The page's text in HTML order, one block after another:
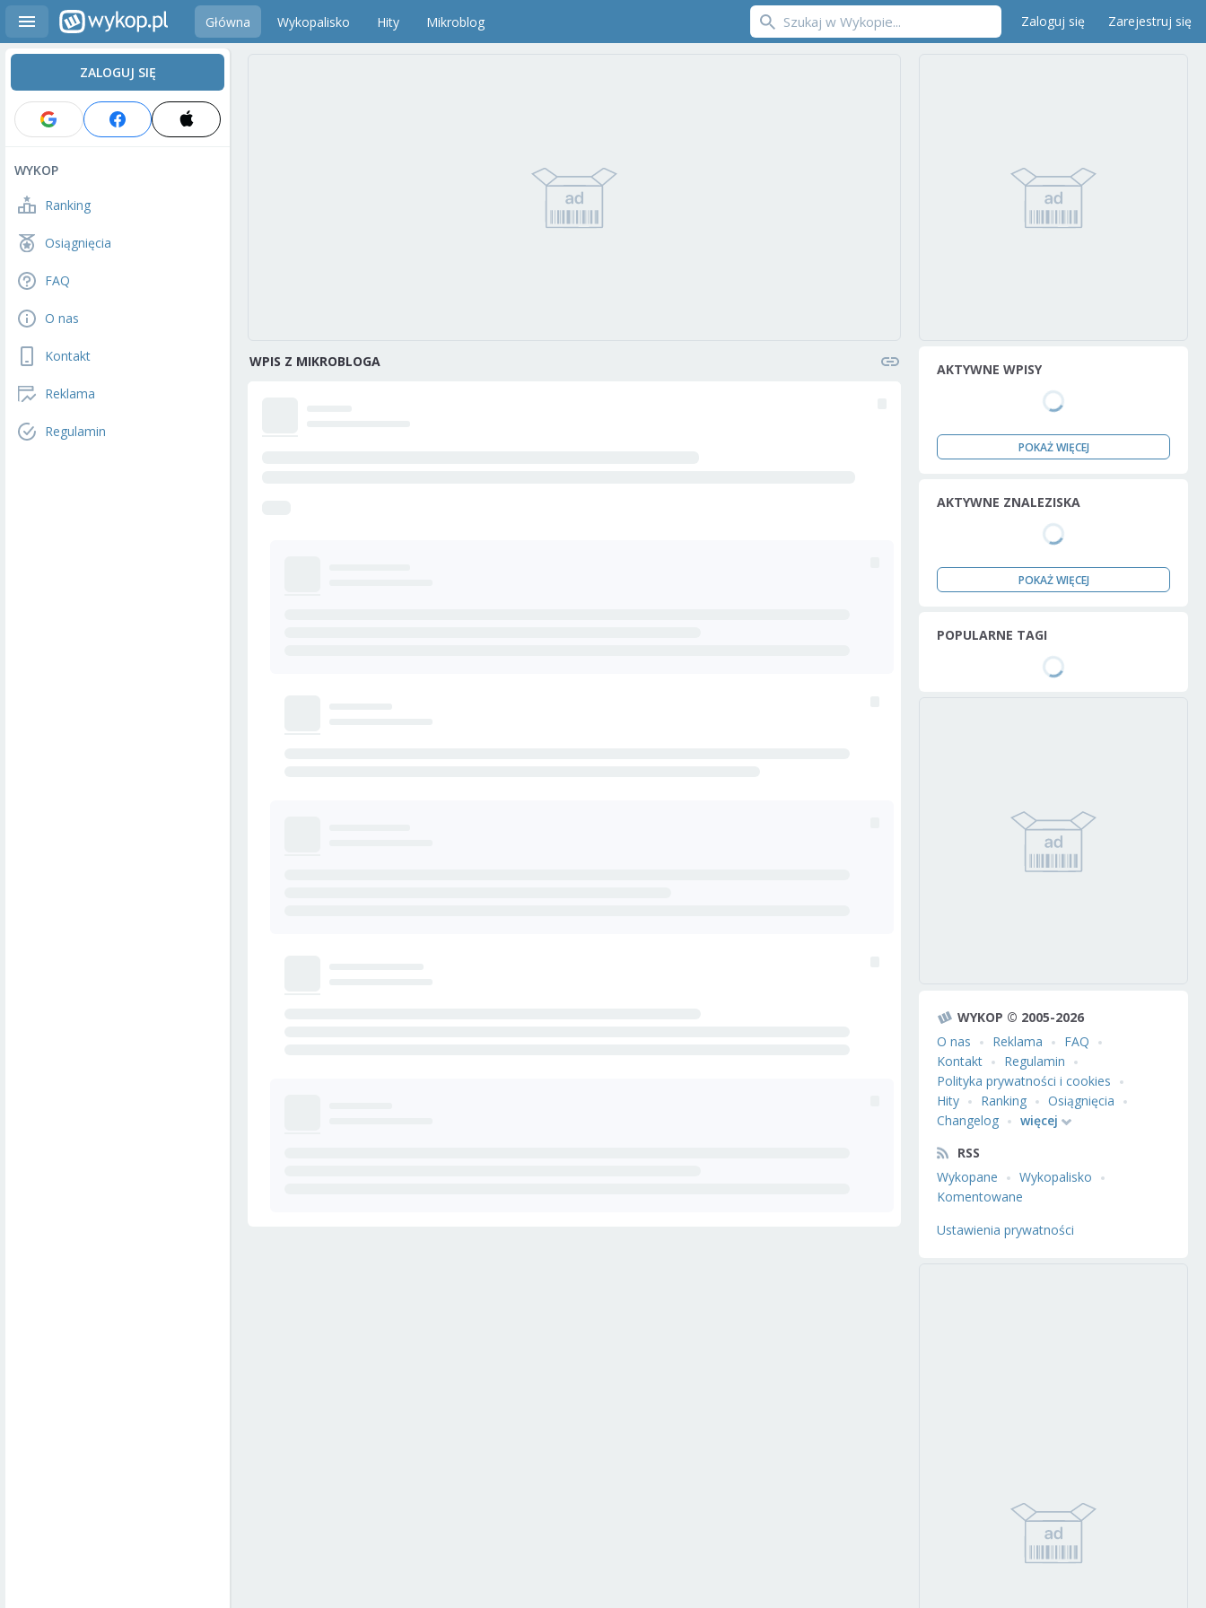
Główna Wykopalisko Hity Mikroblog Zaloguj się Zarejestruj się
ZALOGUJ SIĘ
WYKOP
Ranking
Osiągnięcia
FAQ
O nas
Kontakt
Reklama
Regulamin
WPIS Z MIKROBLOGA AKTYWNE WPISY
POKAŻ WIĘCEJ
AKTYWNE ZNALEZISKA
POKAŻ WIĘCEJ
POPULARNE TAGI
WYKOP © 2005-2026
O nas
Reklama
FAQ
Kontakt
Regulamin
Polityka prywatności i cookies
Hity
Ranking
Osiągnięcia
Changelog
więcej
RSS
Wykopane
Wykopalisko
Komentowane
Ustawienia prywatności